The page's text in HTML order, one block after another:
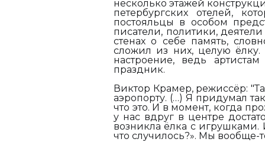
несколько этажей
петербургских отелей,
постояльцы в особом
писатели, политики,
стенах о себе память,
сложил из них, целую ёлку.
настроение, ведь
праздник.
Виктор Крамер, режиссёр: "
аэропорту. (…) Я придумал
что это. И в момент, когда
у нас вдруг в центре
возникла ёлка с игрушками.
что случилось?». Мы вообще-